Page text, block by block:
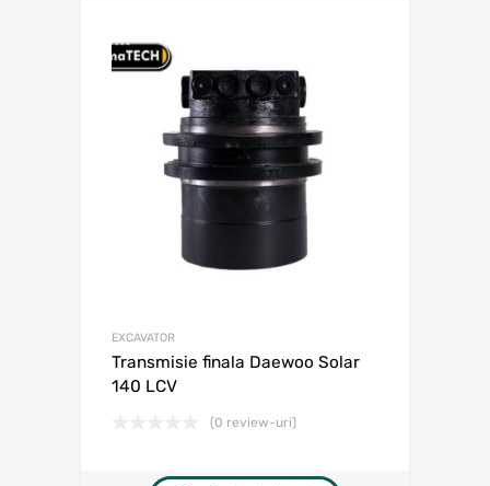
EXCAVATOR
Transmisie finala Daewoo Solar
140 LCV
(0 review-uri)